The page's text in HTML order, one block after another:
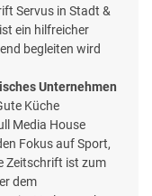
Servus in Stadt &
ein hilfreicher
begleiten wird
Unternehmen
Küche
Media House
Fokus auf Sport,
Zeitschrift ist zum
dem